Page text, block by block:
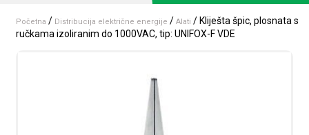
Početna / Distribucija električne energije /Alati / Kliješta špic, plosnata s
ručkama izoliranim do 1000VAC, tip: UNIFOX-F VDE